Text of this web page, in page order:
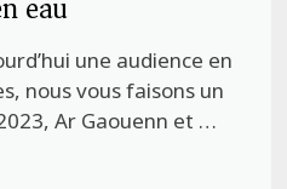
une audience en
nous vous faisons un
Ar Gaouenn et …